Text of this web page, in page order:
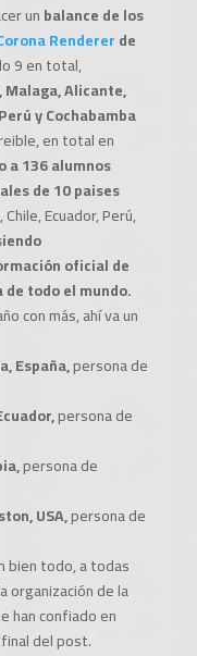
unbalance de los
Rendererde
9 en total,
Malaga, Alicante,
y Cochabamba
en total en
a 136 alumnos
de 10 paises
Ecuador, Perú,
oficial de
todo el mundo.
con más, ahí va un
España,persona de
persona de
persona de
USA,persona de
bien todo, a todas
organización de la
han confiado en
del post.